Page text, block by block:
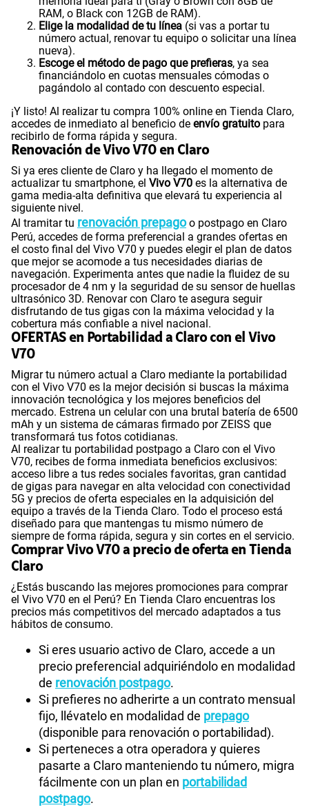
RAM, o Black con 12GB de RAM).
Elige la modalidad de tu línea (si vas a portar tu
número actual, renovar tu equipo o solicitar una línea
nueva).
Escoge el método de pago que prefieras, ya sea
financiándolo en cuotas mensuales cómodas o
pagándolo al contado con descuento especial.
¡Y listo! Al realizar tu compra 100% online en Tienda Claro,
accedes de inmediato al beneficio de envío gratuito para
recibirlo de forma rápida y segura.
Renovación de Vivo V70 en Claro
Si ya eres cliente de Claro y ha llegado el momento de
actualizar tu smartphone, el Vivo V70 es la alternativa de
gama media-alta definitiva que elevará tu experiencia al
siguiente nivel.
Al tramitar tu renovación prepagoo postpago en Claro
Perú, accedes de forma preferencial a grandes ofertas en
el costo final del Vivo V70 y puedes elegir el plan de datos
que mejor se acomode a tus necesidades diarias de
navegación. Experimenta antes que nadie la fluidez de su
procesador de 4 nm y la seguridad de su sensor de huellas
ultrasónico 3D. Renovar con Claro te asegura seguir
disfrutando de tus gigas con la máxima velocidad y la
cobertura más confiable a nivel nacional.
OFERTAS en Portabilidad a Claro con el Vivo
V70
Migrar tu número actual a Claro mediante la portabilidad
con el Vivo V70 es la mejor decisión si buscas la máxima
innovación tecnológica y los mejores beneficios del
mercado. Estrena un celular con una brutal batería de 6500
mAh y un sistema de cámaras firmado por ZEISS que
transformará tus fotos cotidianas.
Al realizar tu portabilidad postpago a Claro con el Vivo
V70, recibes de forma inmediata beneficios exclusivos:
acceso libre a tus redes sociales favoritas, gran cantidad
de gigas para navegar en alta velocidad con conectividad
5G y precios de oferta especiales en la adquisición del
equipo a través de la Tienda Claro. Todo el proceso está
diseñado para que mantengas tu mismo número de
siempre de forma rápida, segura y sin cortes en el servicio.
Comprar Vivo V70 a precio de oferta en Tienda
Claro
¿Estás buscando las mejores promociones para comprar
el Vivo V70 en el Perú? En Tienda Claro encuentras los
precios más competitivos del mercado adaptados a tus
hábitos de consumo.
Si eres usuario activo de Claro, accede a un
precio preferencial adquiriéndolo en modalidad
de renovación postpago.
Si prefieres no adherirte a un contrato mensual
fijo, llévatelo en modalidad de prepago
(disponible para renovación o portabilidad).
Si perteneces a otra operadora y quieres
pasarte a Claro manteniendo tu número, migra
fácilmente con un plan en portabilidad
postpago.